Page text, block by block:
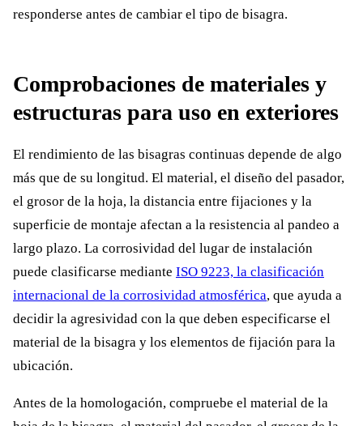
responderse antes de cambiar el tipo de bisagra.
Comprobaciones de materiales y
estructuras para uso en exteriores
El rendimiento de las bisagras continuas depende de algo
más que de su longitud. El material, el diseño del pasador,
el grosor de la hoja, la distancia entre fijaciones y la
superficie de montaje afectan a la resistencia al pandeo a
largo plazo. La corrosividad del lugar de instalación
puede clasificarse mediante ISO 9223, la clasificación
internacional de la corrosividad atmosférica, que ayuda a
decidir la agresividad con la que deben especificarse el
material de la bisagra y los elementos de fijación para la
ubicación.
Antes de la homologación, compruebe el material de la